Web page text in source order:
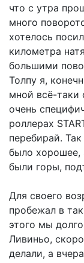
что с утра
много
хотелось
километра
большими
Толпу я,
мной всё-таки
очень
роллерах
перебирай.
было хорошее,
были горы,
Для своего
пробежал в
этого мы
Ливиньо,
делали, а